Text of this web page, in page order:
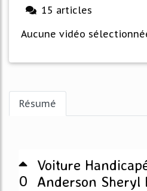
15 articles
Aucune vidéo
Résumé
0
Voiture
Anderson Sheryl